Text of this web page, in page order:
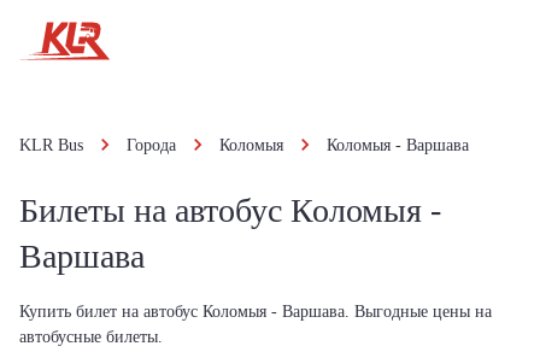
KLR Bus Города Коломыя Коломыя - Варшава
Билеты на автобус Коломыя -
Варшава
Купить билет на автобус Коломыя - Варшава. Выгодные цены на
автобусные билеты.